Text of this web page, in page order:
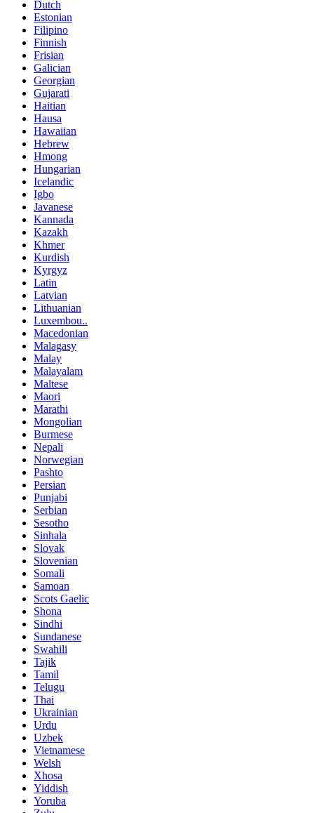
Dutch
Estonian
Filipino
Finnish
Frisian
Galician
Georgian
Gujarati
Haitian
Hausa
Hawaiian
Hebrew
Hmong
Hungarian
Icelandic
Igbo
Javanese
Kannada
Kazakh
Khmer
Kurdish
Kyrgyz
Latin
Latvian
Lithuanian
Luxembou..
Macedonian
Malagasy
Malay
Malayalam
Maltese
Maori
Marathi
Mongolian
Burmese
Nepali
Norwegian
Pashto
Persian
Punjabi
Serbian
Sesotho
Sinhala
Slovak
Slovenian
Somali
Samoan
Scots Gaelic
Shona
Sindhi
Sundanese
Swahili
Tajik
Tamil
Telugu
Thai
Ukrainian
Urdu
Uzbek
Vietnamese
Welsh
Xhosa
Yiddish
Yoruba